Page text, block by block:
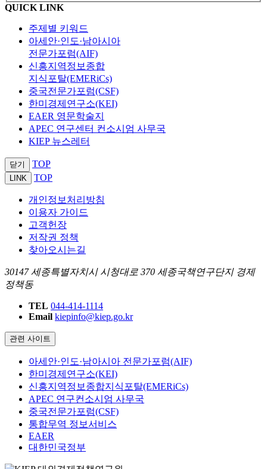
QUICK LINK
주제별 키워드
아세안·인도·남아시아
전문가포럼(AIF)
신흥지역정보종합
지식포탈(EMERiCs)
중국전문가포럼(CSF)
한미경제연구소(KEI)
EAER 영문학술지
APEC 연구센터 컨소시엄 사무국
KIEP 뉴스레터
닫기 TOP
LINK TOP
개인정보처리방침
이용자 가이드
고객헌장
저작권 정책
찾아오시는길
30147 세종특별자치시 시청대로 370 세종국책연구단지 경제
정책동
TEL 044-414-1114
Email kiepinfo@kiep.go.kr
관련 사이트
아세안·인도·남아시아 전문가포럼(AIF)
한미경제연구소(KEI)
신흥지역정보종합지식포탈(EMERiCs)
APEC 연구컨소시엄 사무국
중국전문가포럼(CSF)
통합무역 정보서비스
EAER
대한민국정부